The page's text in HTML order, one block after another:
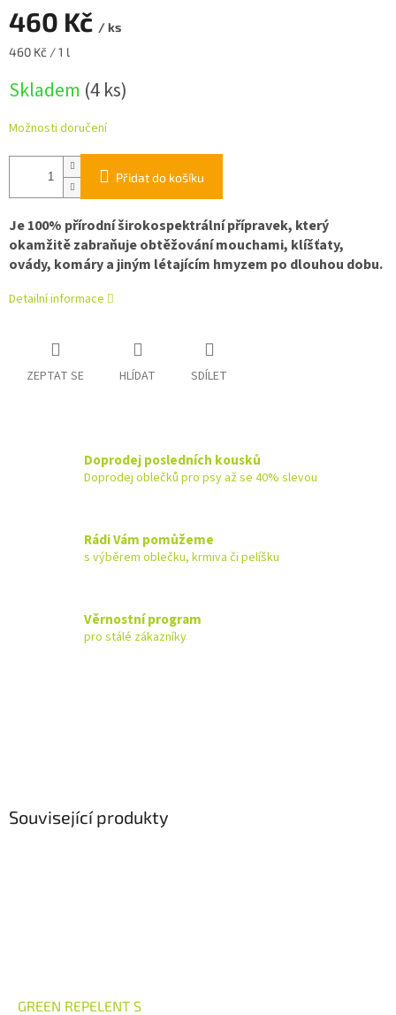
460 Kč / ks
Měrná
460 Kč / 1 l
Skladem (4 ks)
Možnosti doručení
Přidat do košíku
Je 100% přírodní širokospektrální přípravek, který
okamžitě zabraňuje obtěžování mouchami, klíšťaty,
ovády, komáry a jiným létajícím hmyzem po dlouhou dobu.
Detailní informace
ZEPTAT SE HLÍDAT SDÍLET
Doprodej posledních kousků
Doprodej oblečků pro psy až se 40% slevou
Rádi Vám pomůžeme
s výběrem oblečku, krmiva či pelíšku
Věrnostní program
pro stálé zákazníky
Související produkty
GREEN REPELENT S